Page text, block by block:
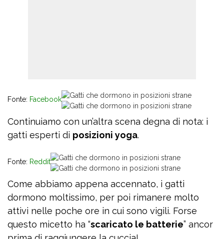
Fonte: Facebook
Continuiamo con un’altra scena degna di nota: i
gatti esperti di posizioni yoga.
Fonte: Reddit
Come abbiamo appena accennato, i gatti
dormono moltissimo, per poi rimanere molto
attivi nelle poche ore in cui sono vigili. Forse
questo micetto ha “scaricato le batterie” ancor